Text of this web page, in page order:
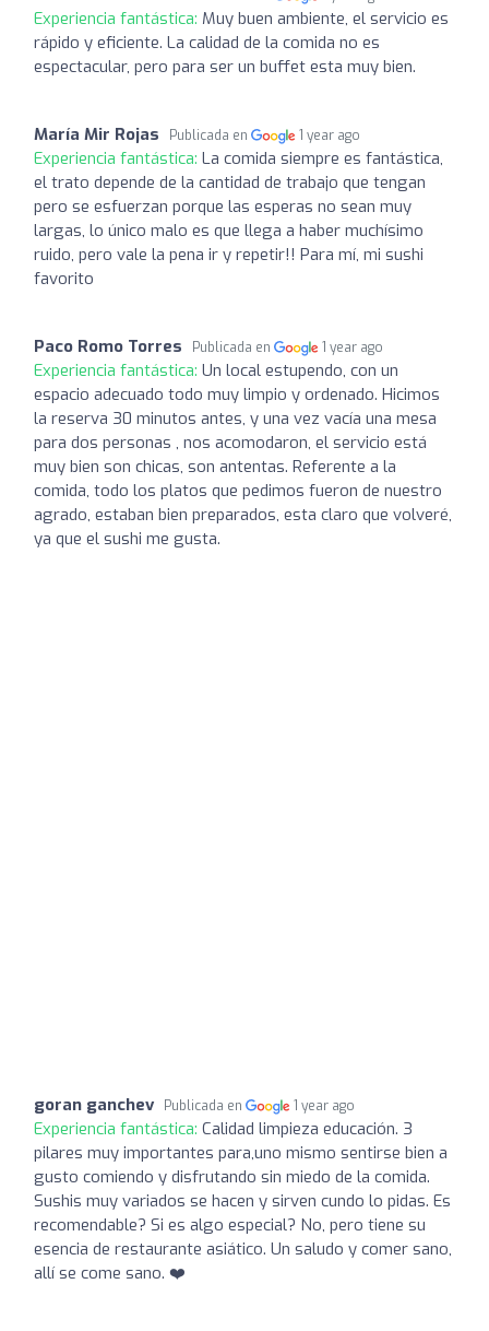
Experiencia fantástica: Muy buen ambiente, el servicio es
rápido y eficiente. La calidad de la comida no es
espectacular, pero para ser un buffet esta muy bien.
María Mir Rojas Publicada en 1 year ago
Experiencia fantástica: La comida siempre es fantástica,
el trato depende de la cantidad de trabajo que tengan
pero se esfuerzan porque las esperas no sean muy
largas, lo único malo es que llega a haber muchísimo
ruido, pero vale la pena ir y repetir!! Para mí, mi sushi
favorito
Paco Romo Torres Publicada en 1 year ago
Experiencia fantástica: Un local estupendo, con un
espacio adecuado todo muy limpio y ordenado. Hicimos
la reserva 30 minutos antes, y una vez vacía una mesa
para dos personas , nos acomodaron, el servicio está
muy bien son chicas, son antentas. Referente a la
comida, todo los platos que pedimos fueron de nuestro
agrado, estaban bien preparados, esta claro que volveré,
ya que el sushi me gusta.
goran ganchev Publicada en 1 year ago
Experiencia fantástica: Calidad limpieza educación. 3
pilares muy importantes para,uno mismo sentirse bien a
gusto comiendo y disfrutando sin miedo de la comida.
Sushis muy variados se hacen y sirven cundo lo pidas. Es
recomendable? Si es algo especial? No, pero tiene su
esencia de restaurante asiático. Un saludo y comer sano,
allí se come sano. ❤️